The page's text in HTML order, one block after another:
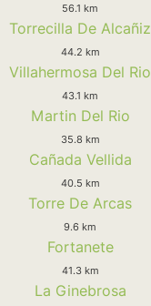
56.1 km
Torrecilla De Alcañiz
44.2 km
Villahermosa Del Rio
43.1 km
Martin Del Rio
35.8 km
Cañada Vellida
40.5 km
Torre De Arcas
9.6 km
Fortanete
41.3 km
La Ginebrosa